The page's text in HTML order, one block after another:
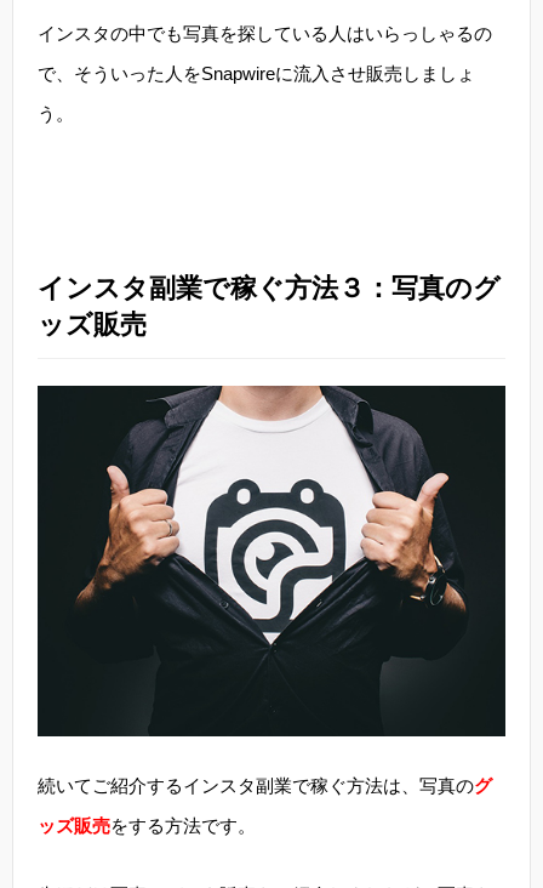
インスタの中でも写真を探している人はいらっしゃるの
で、そういった人をSnapwireに流入させ販売しましょ
う。
インスタ副業で稼ぐ方法３：写真のグ
ッズ販売
続いてご紹介するインスタ副業で稼ぐ方法は、写真のグ
ッズ販売をする方法です。